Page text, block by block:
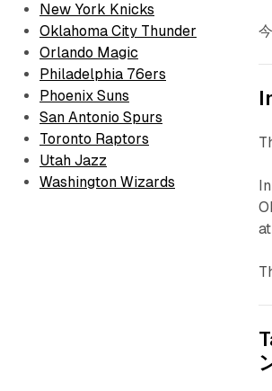
New York Knicks
Oklahoma City Thunder
Orlando Magic
Philadelphia 76ers
Phoenix Suns
San Antonio Spurs
Toronto Raptors
Utah Jazz
Washington Wizards